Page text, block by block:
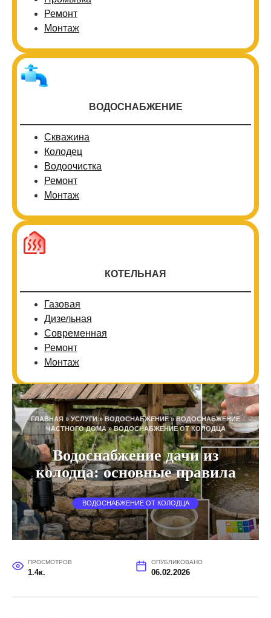
Ремонт
Монтаж
ВОДОСНАБЖЕНИЕ
Скважина
Колодец
Водоочистка
Ремонт
Монтаж
КОТЕЛЬНАЯ
Газовая
Дизельная
Современная
Ремонт
Монтаж
ГЛАВНАЯ »УСЛУГИ»ВОДОСНАБЖЕНИЕ»ВОДОСНАБЖЕНИЕ
ЧАСТНОГО ДОМА»ВОДОСНАБЖЕНИЕ ОТ КОЛОДЦА
Водоснабжение дачи из
колодца: основные правила
ВОДОСНАБЖЕНИЕ ОТ КОЛОДЦА
ПРОСМОТРОВ
1.4к.
ОПУБЛИКОВАНО
06.02.2026